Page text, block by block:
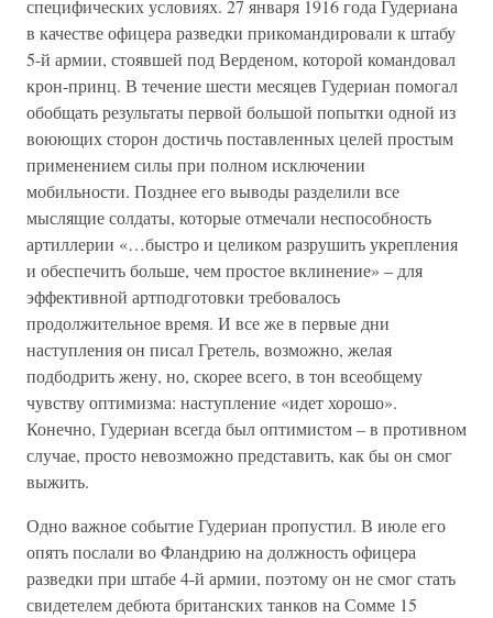
специфических условиях. 27 января 1916 года Гудериана
в качестве офицера разведки прикомандировали к штабу
5-й армии, стоявшей под Верденом, которой командовал
крон-принц. В течение шести месяцев Гудериан помогал
обобщать результаты первой большой попытки одной из
воюющих сторон достичь поставленных целей простым
применением силы при полном исключении
мобильности. Позднее его выводы разделили все
мыслящие солдаты, которые отмечали неспособность
артиллерии «…быстро и целиком разрушить укрепления
и обеспечить больше, чем простое вклинение» – для
эффективной артподготовки требовалось
продолжительное время. И все же в первые дни
наступления он писал Гретель, возможно, желая
подбодрить жену, но, скорее всего, в тон всеобщему
чувству оптимизма: наступление «идет хорошо».
Конечно, Гудериан всегда был оптимистом – в противном
случае, просто невозможно представить, как бы он смог
выжить.
Одно важное событие Гудериан пропустил. В июле его
опять послали во Фландрию на должность офицера
разведки при штабе 4-й армии, поэтому он не смог стать
свидетелем дебюта британских танков на Сомме 15